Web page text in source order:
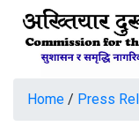
Home / Press